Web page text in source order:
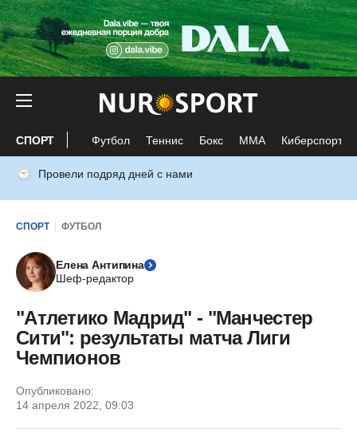
СПОРТ Футбол Теннис Бокс ММА Киберспорт
Провели подряд дней с нами
СПОРТ ФУТБОЛ
Елена Антипина
Шеф-редактор
"Атлетико Мадрид" - "Манчестер
Сити": результаты матча Лиги
Чемпионов
Опубликовано:
14 апреля 2022, 09:03